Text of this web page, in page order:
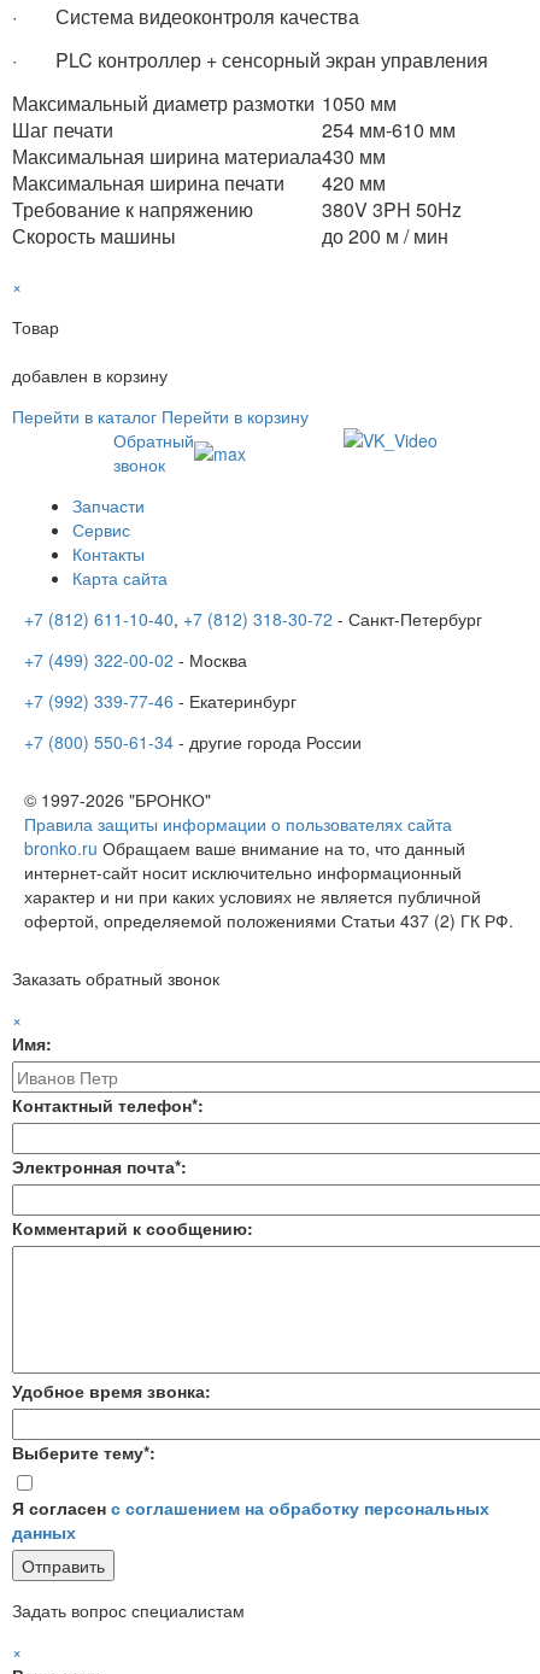
· Система видеоконтроля качества
· PLC контроллер + сенсорный экран управления
Максимальный диаметр размотки 1050 мм
Шаг печати
254 мм-610 мм
Максимальная ширина материала430 мм
Максимальная ширина печати
420 мм
Требование к напряжению
380V 3PH 50Hz
Скорость машины
до 200 м / мин
×
Товар
добавлен в корзину
Перейти в каталог Перейти в корзину
Обратный
звонок
Запчасти
Сервис
Контакты
Карта сайта
+7 (812) 611-10-40, +7 (812) 318-30-72 - Санкт-Петербург
+7 (499) 322-00-02 - Москва
+7 (992) 339-77-46 - Екатеринбург
+7 (800) 550-61-34 - другие города России
© 1997-2026 "БРОНКО"
Правила защиты информации о пользователях сайта
bronko.ru Обращаем ваше внимание на то, что данный
интернет-сайт носит исключительно информационный
характер и ни при каких условиях не является публичной
офертой, определяемой положениями Статьи 437 (2) ГК РФ.
Заказать обратный звонок
×
Имя:
Контактный телефон*:
Электронная почта*:
Комментарий к сообщению:
Удобное время звонка:
Выберите тему*:
Я согласен с соглашением на обработку персональных
данных
Задать вопрос специалистам
×